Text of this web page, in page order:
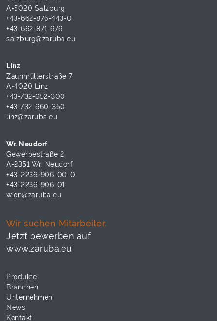
A-5020 Salzburg
+43-662-876-443-0
+43-662-871-676
salzburg@zaruba.eu
Linz
Zaunmüllerstraße 7
A-4020 Linz
+43-732-652-300
+43-732-660-350
linz@zaruba.eu
Wr. Neudorf
Gewerbestraße 2
A-2351 Wr. Neudorf
+43-2236-906-00-0
+43-2236-906-01
wien@zaruba.eu
Wir suchen Mitarbeiter.
Jetzt bewerben auf
www.zaruba.eu
Produkte
Branchen
Unternehmen
News
Kontakt